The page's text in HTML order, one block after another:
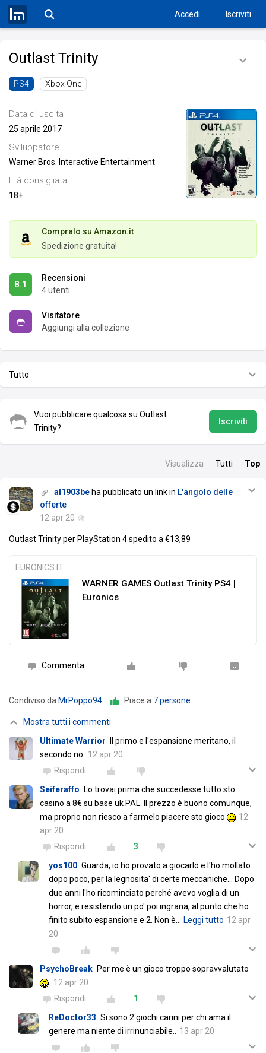
Accedi Iscriviti
Outlast Trinity
PS4 Xbox One
Data di uscita
25 aprile 2017
Sviluppatore
Warner Bros. Interactive Entertainment
Età consigliata
18+
Compralo su Amazon.it
Spedizione gratuita!
8.1
Recensioni
4 utenti
Visitatore
Aggiungi alla collezione
Tutto
Vuoi pubblicare qualcosa su Outlast
Trinity?
Iscriviti
Visualizza Tutti Top
al1903be ha pubblicato un link in L'angolo delle
offerte
12 apr 20
Outlast Trinity per PlayStation 4 spedito a €13,89
EURONICS.IT
WARNER GAMES Outlast Trinity PS4 |
Euronics
Commenta
Condiviso da MrPoppo94. Piace a 7 persone
Mostra tutti i commenti
Ultimate Warrior
Il primo e l'espansione meritano, il
secondo no. 12 apr 20
Rispondi
Seiferaffo
Lo trovai prima che succedesse tutto sto
casino a 8€ su base uk PAL. Il prezzo è buono comunque,
ma proprio non riesco a farmelo piacere sto gioco
12
apr 20
Rispondi
3
yos100 Guarda, io ho provato a giocarlo e l'ho mollato
dopo poco, per la legnosita' di certe meccaniche... Dopo
due anni l'ho ricominciato perché avevo voglia di un
horror, e resistendo un po' poi ingrana, al punto che ho
finito subito espansione e 2. Non è… Leggi tutto 12 apr
20
PsychoBreak Per me è un gioco troppo sopravvalutato
. 12 apr 20
Rispondi
1
ReDoctor33 Si sono 2 giochi carini per chi ama il
genere ma niente di irrinunciabile.. 13 apr 20